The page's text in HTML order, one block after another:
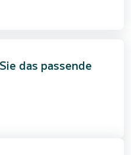
das passende